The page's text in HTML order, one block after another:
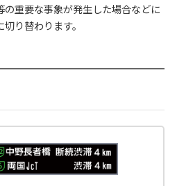
の重要な事象が発生した場合などに
り替わります。